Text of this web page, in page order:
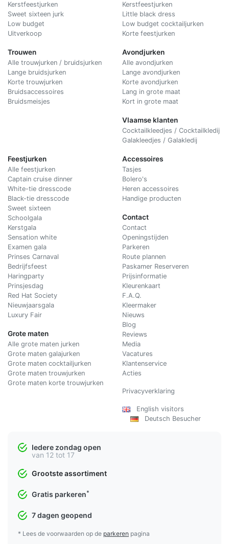
Kerstfeestjurken
Sweet sixteen jurk
Low budget
Uitverkoop
Trouwen
Alle trouwjurken / bruidsjurken
Lange bruidsjurken
Korte trouwjurken
Bruidsaccessoires
Bruidsmeisjes
Kerstfeestjurken
Little black dress
Low budget cocktailjurken
Korte feestjurken
Avondjurken
Alle avondjurken
Lange avondjurken
Korte avondjurken
Lang in grote maat
Kort in grote maat
Vlaamse klanten
Cocktailkleedjes / Cocktailkledij
Galakleedjes / Galakledij
Feestjurken
Alle feestjurken
Captain cruise dinner
White-tie dresscode
Black-tie dresscode
Sweet sixteen
Schoolgala
Kerstgala
Sensation white
Examen gala
Prinses Carnaval
Bedrijfsfeest
Haringparty
Prinsjesdag
Red Hat Society
Nieuwjaarsgala
Luxury Fair
Grote maten
Alle grote maten jurken
Grote maten galajurken
Grote maten cocktailjurken
Grote maten trouwjurken
Grote maten korte trouwjurken
Accessoires
Tasjes
Bolero's
Heren accessoires
Handige producten
Contact
Contact
Openingstijden
Parkeren
Route plannen
Paskamer Reserveren
Prijsinformatie
Kleurenkaart
F.A.Q.
Kleermaker
Nieuws
Blog
Reviews
Media
Vacatures
Klantenservice
Acties
Privacyverklaring
English visitors
Deutsch Besucher
Iedere zondag open
van 12 tot 17
Grootste assortiment
Gratis parkeren*
7 dagen geopend
* Lees de voorwaarden op de parkeren pagina